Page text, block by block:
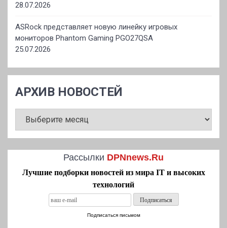
28.07.2026
ASRock представляет новую линейку игровых
мониторов Phantom Gaming PGO27QSA
25.07.2026
АРХИВ НОВОСТЕЙ
НОВОСТЕЙ
Рассылки DPNnews.Ru
Лучшие подборки новостей из мира IT и высоких
технологий
Подписаться письмом